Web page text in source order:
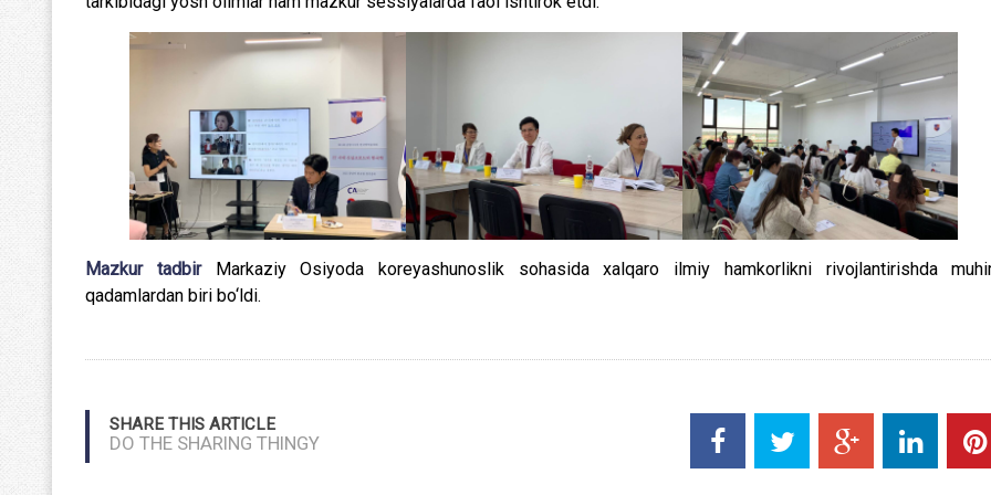
Mazkur tadbir
Markaziy Osiyoda koreyashunoslik sohasida xalqaro ilmiy hamkorlikni rivojlantirishda
qadamlardan biri bo‘ldi.
SHARE THIS ARTICLE
DO THE SHARING THINGY